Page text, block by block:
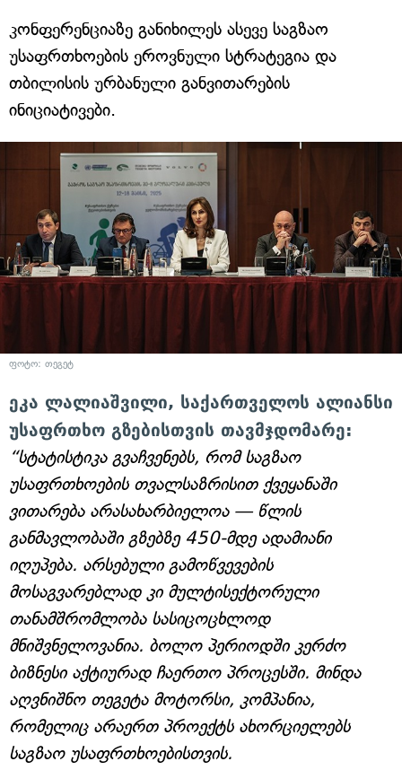
კონფერენციაზე განიხილეს ასევე საგზაო
უსაფრთხოების ეროვნული სტრატეგია და
თბილისის ურბანული განვითარების
ინიციატივები.
ფოტო: თეგეტ
ეკა ლალიაშვილი, საქართველოს ალიანსი
უსაფრთხო გზებისთვის თავმჯდომარე:
“სტატისტიკა გვაჩვენებს, რომ საგზაო
უსაფრთხოების თვალსაზრისით ქვეყანაში
ვითარება არასახარბიელოა — წლის
განმავლობაში გზებზე 450-მდე ადამიანი
იღუპება. არსებული გამოწვევების
მოსაგვარებლად კი მულტისექტორული
თანამშრომლობა სასიცოცხლოდ
მნიშვნელოვანია. ბოლო პერიოდში კერძო
ბიზნესი აქტიურად ჩაერთო პროცესში. მინდა
აღვნიშნო თეგეტა მოტორსი, კომპანია,
რომელიც არაერთ პროექტს ახორციელებს
საგზაო უსაფრთხოებისთვის.